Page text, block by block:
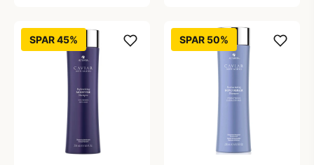
SPAR 45% SPAR 50%